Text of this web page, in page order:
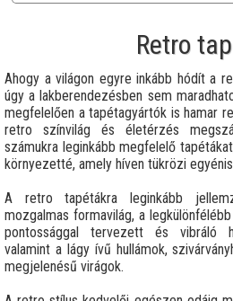
Retro
Ahogy a világon egyre inkább hódít a
úgy a lakberendezésben sem
megfelelően a tapétagyártók is hamar
retro színvilág és életérzés
számukra leginkább megfelelő
környezetté, amely híven tükrözi
A retro tapétákra leginkább
mozgalmas formavilág, a
pontossággal tervezett és vibráló
valamint a lágy ívű hullámok,
megjelenésű virágok.